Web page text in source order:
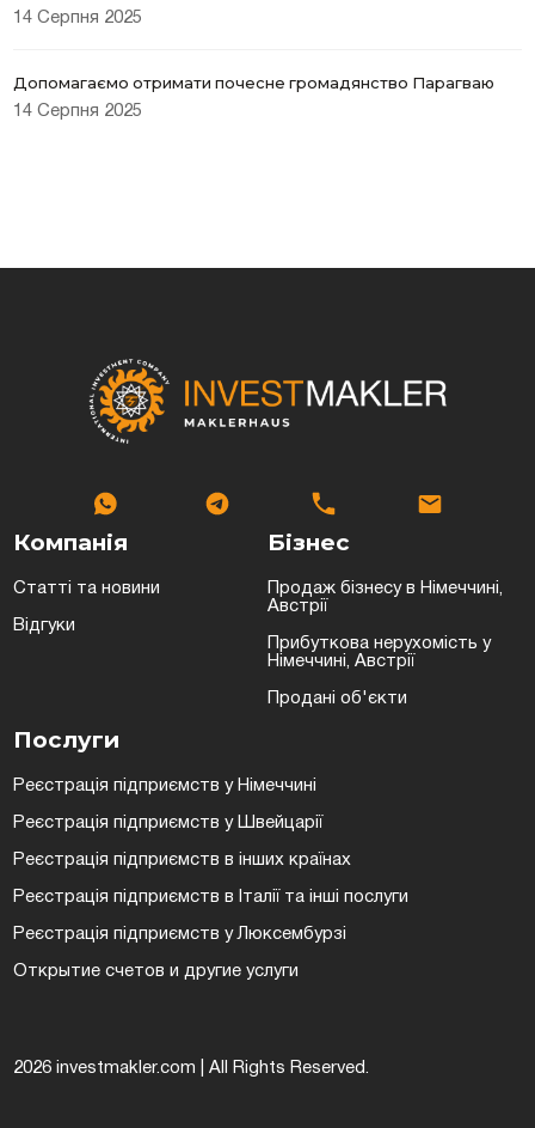
14 Серпня 2025
Допомагаємо отримати почесне громадянство Парагваю
14 Серпня 2025
Компанія
Статті та новини
Відгуки
Бізнес
Продаж бізнесу в Німеччині,
Австрії
Прибуткова нерухомість у
Німеччині, Австрії
Продані об'єкти
Послуги
Реєстрація підприємств у Німеччині
Реєстрація підприємств у Швейцарії
Реєстрація підприємств в інших країнах
Реєстрація підприємств в Італії та інші послуги
Реєстрація підприємств у Люксембурзі
Открытие счетов и другие услуги
2026 investmakler.com | All Rights Reserved.